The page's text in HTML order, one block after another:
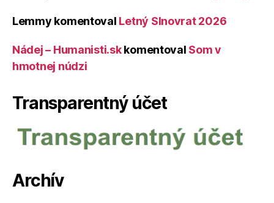
Lemmy komentoval Letný Slnovrat 2026
Nádej – Humanisti.skkomentoval Som v
hmotnej núdzi
Transparentný účet
Archív